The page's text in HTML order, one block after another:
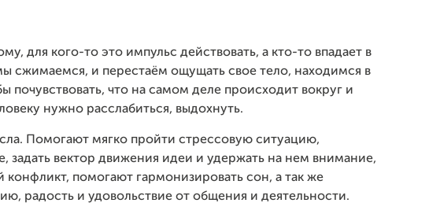
для кого-то это импульс действовать, а кто-то впадает в
сжимаемся, и перестаём ощущать свое тело, находимся в
почувствовать, что на самом деле происходит вокруг и
нужно расслабиться, выдохнуть.
Помогают мягко пройти стрессовую ситуацию,
задать вектор движения идеи и удержать на нем внимание,
помогают гармонизировать сон, а так же
радость и удовольствие от общения и деятельности.